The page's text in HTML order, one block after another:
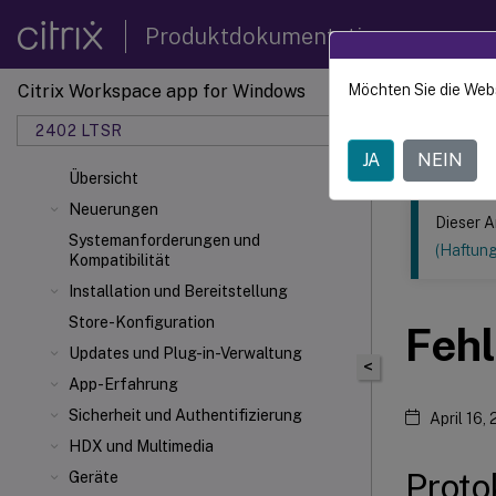
Produktdokumentation
Citrix Workspace app for Windows
2402 LTSR
Übersicht
Neuerungen
Systemanforderungen und
Kompatibilität
Installation und Bereitstellung
Store-Konfiguration
Updates und Plug-in-Verwaltung
App-Erfahrung
Sicherheit und Authentifizierung
HDX und Multimedia
Geräte
Dieser Inhalt
Citrix
<
Dieser
April 16,
Möchten Sie die
JA NEIN